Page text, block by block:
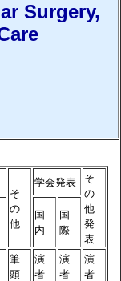
Surgery,
そ
の
他
学会発表
そ
の
他
発
表
国
内
国
際
筆
頭
演
者
演
者
演
者